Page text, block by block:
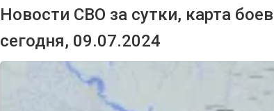
Новости СВО за сутки, карта
сегодня, 09.07.2024